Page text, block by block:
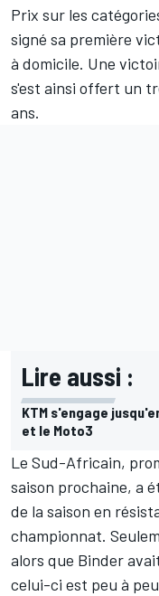
Prix sur les
signé sa première
à domicile. Une
s'est ainsi offert un
ans.
Lire aussi :
KTM s'engage
et le Moto3
Le Sud-Africain,
saison prochaine, a
de la saison en
championnat.
alors que Binder
celui-ci est peu à